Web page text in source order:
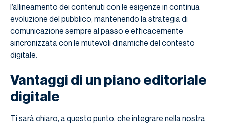
l’allineamento dei contenuti con le esigenze in continua
evoluzione del pubblico, mantenendo la strategia di
comunicazione sempre al passo e efficacemente
sincronizzata con le mutevoli dinamiche del contesto
digitale.
Vantaggi di un piano editoriale
digitale
Ti sarà chiaro, a questo punto, che integrare nella nostra